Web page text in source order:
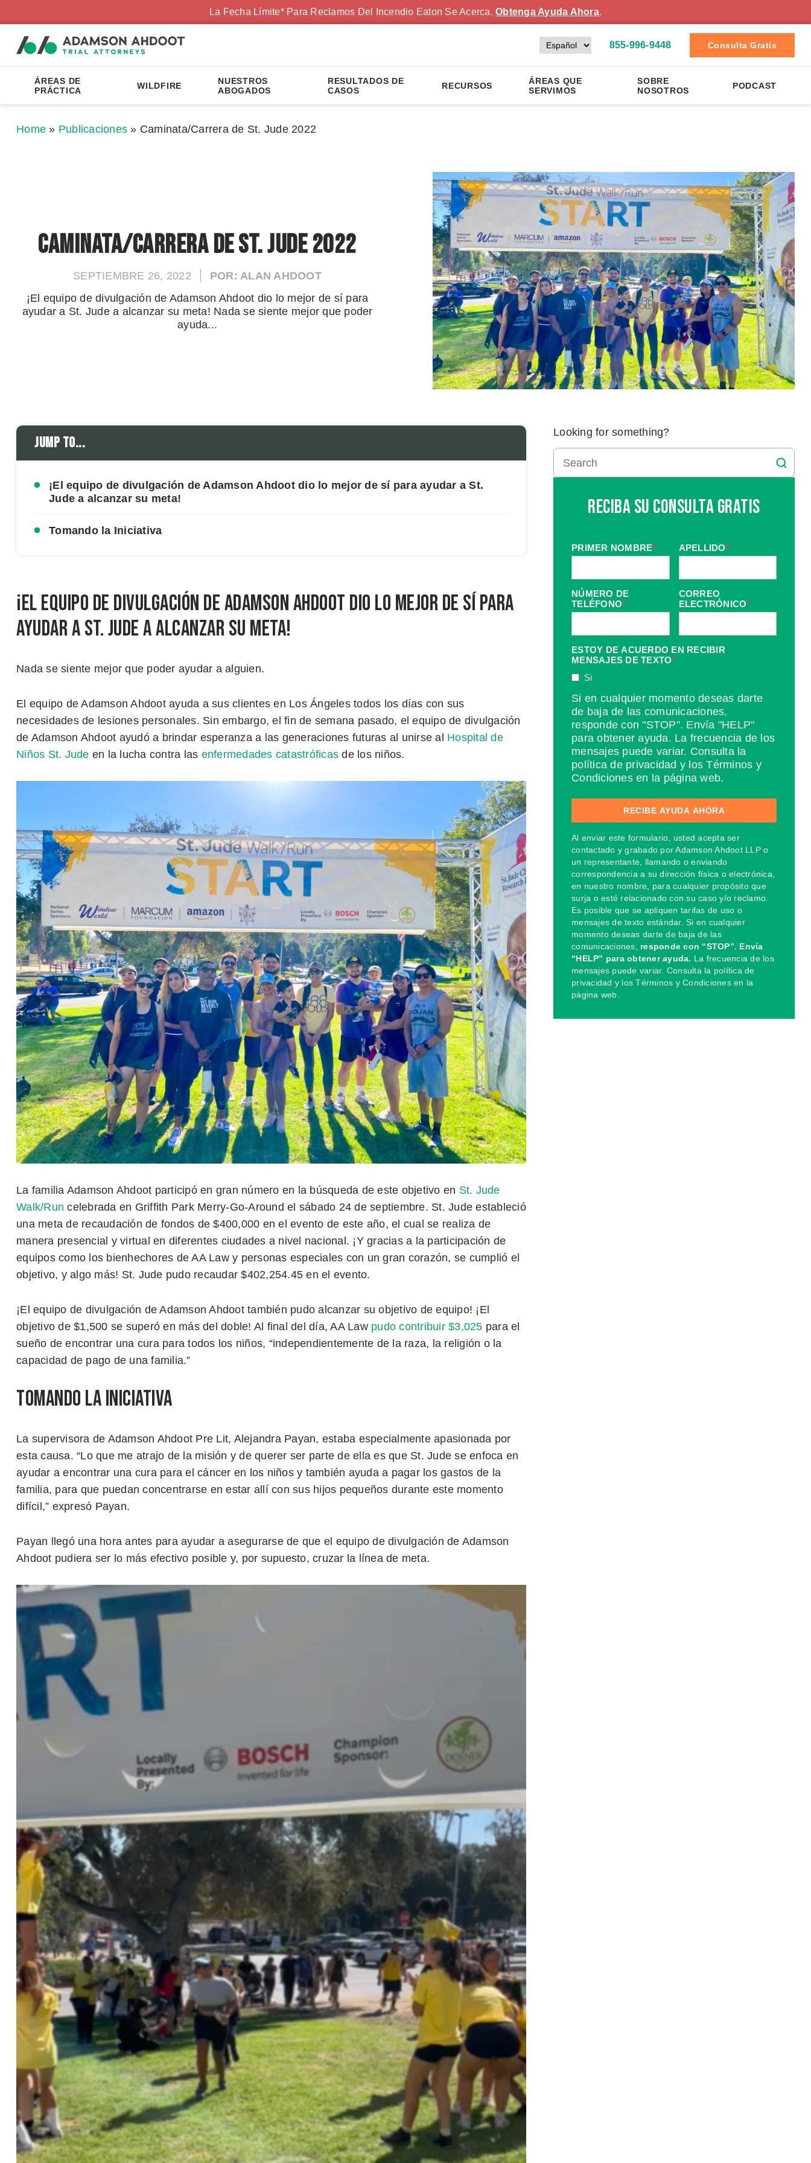
La Fecha Límite* Para Reclamos Del Incendio Eaton Se Acerca.Obtenga Ayuda Ahora.
855-996-9448 Consulta Gratis
ÁREAS DE
PRÁCTICA
WILDFIRE
NUESTROS
ABOGADOS
RESULTADOS DE
CASOS
RECURSOS
ÁREAS QUE
SERVIMOS
SOBRE
NOSOTROS
PODCAST
Home » Publicaciones » Caminata/Carrera de St. Jude 2022
Caminata/Carrera de St. Jude 2022
SEPTIEMBRE 26, 2022
POR: ALAN AHDOOT
¡El equipo de divulgación de Adamson Ahdoot dio lo mejor de sí para
ayudar a St. Jude a alcanzar su meta! Nada se siente mejor que poder
ayuda...
Jump to...
¡El equipo de divulgación de Adamson Ahdoot dio lo mejor de sí para ayudar a St.
Jude a alcanzar su meta!
Tomando la Iniciativa
¡El equipo de divulgación de Adamson Ahdoot dio lo mejor de sí para
ayudar a St. Jude a alcanzar su meta!
Nada se siente mejor que poder ayudar a alguien.
El equipo de Adamson Ahdoot ayuda a sus clientes en Los Ángeles todos los días con sus
necesidades de lesiones personales. Sin embargo, el fin de semana pasado, el equipo de divulgación
de Adamson Ahdoot ayudó a brindar esperanza a las generaciones futuras al unirse al Hospital de
Niños St. Jude en la lucha contra las enfermedades catastróficas de los niños.
La familia Adamson Ahdoot participó en gran número en la búsqueda de este objetivo en St. Jude
Walk/Run celebrada en Griffith Park Merry-Go-Around el sábado 24 de septiembre. St. Jude estableció
una meta de recaudación de fondos de $400,000 en el evento de este año, el cual se realiza de
manera presencial y virtual en diferentes ciudades a nivel nacional. ¡Y gracias a la participación de
equipos como los bienhechores de AA Law y personas especiales con un gran corazón, se cumplió el
objetivo, y algo más! St. Jude pudo recaudar $402,254.45 en el evento.
¡El equipo de divulgación de Adamson Ahdoot también pudo alcanzar su objetivo de equipo! ¡El
objetivo de $1,500 se superó en más del doble! Al final del día, AA Law pudo contribuir $3,025 para el
sueño de encontrar una cura para todos los niños, “independientemente de la raza, la religión o la
capacidad de pago de una familia.”
Tomando la Iniciativa
La supervisora de Adamson Ahdoot Pre Lit, Alejandra Payan, estaba especialmente apasionada por
esta causa. “Lo que me atrajo de la misión y de querer ser parte de ella es que St. Jude se enfoca en
ayudar a encontrar una cura para el cáncer en los niños y también ayuda a pagar los gastos de la
familia, para que puedan concentrarse en estar allí con sus hijos pequeños durante este momento
difícil,” expresó Payan.
Payan llegó una hora antes para ayudar a asegurarse de que el equipo de divulgación de Adamson
Ahdoot pudiera ser lo más efectivo posible y, por supuesto, cruzar la línea de meta.
Looking for something?
Reciba Su Consulta Gratis
PRIMER NOMBRE* APELLIDO*
NÚMERO DE
TELÉFONO*
CORREO
ELECTRÓNICO*
ESTOY DE ACUERDO EN RECIBIR
MENSAJES DE TEXTO*
Si
Si en cualquier momento deseas darte
de baja de las comunicaciones,
responde con "STOP". Envía "HELP"
para obtener ayuda. La frecuencia de los
mensajes puede variar. Consulta la
política de privacidad y los Términos y
Condiciones en la página web.
Al enviar este formulario, usted acepta ser
contactado y grabado por Adamson Ahdoot LLP o
un representante, llamando o enviando
correspondencia a su dirección física o electrónica,
en nuestro nombre, para cualquier propósito que
surja o esté relacionado con su caso y/o reclamo.
Es posible que se apliquen tarifas de uso o
mensajes de texto estándar. Si en cualquier
momento deseas darte de baja de las
comunicaciones, responde con “STOP”. Envía
“HELP” para obtener ayuda. La frecuencia de los
mensajes puede variar. Consulta la política de
privacidad y los Términos y Condiciones en la
página web.